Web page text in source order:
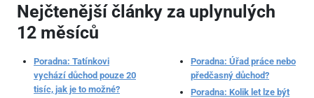
Nejčtenější články za uplynulých
12 měsíců
Poradna: Tatínkovi
vychází důchod pouze 20
tisíc, jak je to možné?
Poradna: Úřad práce nebo
předčasný důchod?
Poradna: Kolik let lze být